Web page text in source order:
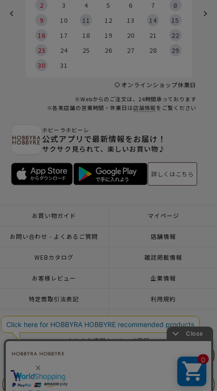
前に戻る
フェア
前に戻る
フェア
2
3 4 5 6 7
8
9
10 11 12 13 14
15
16
17 18 19 20 21
22
23
24 25 26 27 28
29
30
31
オンラインショップ休業日
※Webからのご注文は、24時間承っております
※各実店舗の営業時間・休業日は店舗情報をご覧ください
ホビーラホビーレ
公式アプリで最新情報をお届け！
サクサク見られて、楽しいお買い物♪
詳しくはこちら
お買い物ガイド マイページ
お問い合わせ - よくあるご質問 店舗情報
WEBカタログ 雑誌掲載情報
お客様レビュー 企業情報
特定商取引法表記 利用規約
一緒に働こう♪求人情報
おトクな情報♪メルマガ登録
© 2026 HOBBYRA HOBBYRE CORPORATION ALL Rights Reserved